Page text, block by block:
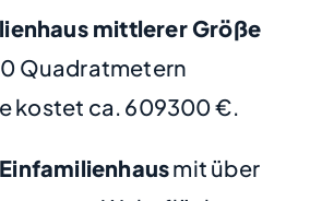
mittlerer Größe
Quadratmetern
kostet ca. 609300 €.
mit über